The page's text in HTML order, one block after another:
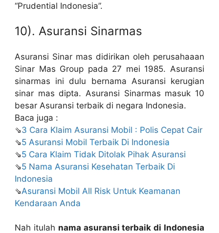
“Prudential Indonesia”.
10). Asuransi Sinarmas
Asuransi Sinar mas didirikan oleh perusahaaan
Sinar Mas Group pada 27 mei 1985. Asuransi
sinarmas ini dulu bernama Asuransi kerugian
sinar mas dipta. Asuransi Sinarmas masuk 10
besar Asuransi terbaik di negara Indonesia.
Baca juga :
⇘3 Cara Klaim Asuransi Mobil : Polis Cepat Cair
⇘5 Asuransi Mobil Terbaik Di Indonesia
⇘5 Cara Klaim Tidak Ditolak Pihak Asuransi
⇘5 Nama Asuransi Kesehatan Terbaik Di
Indonesia
⇘Asuransi Mobil All Risk Untuk Keamanan
Kendaraan Anda
Nah itulah nama asuransi terbaik di Indonesia